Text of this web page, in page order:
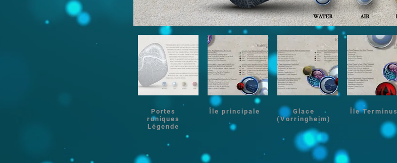
Portes
runiques
Légende
Île principale
Glace
(Vorringheim)
Île Terminus